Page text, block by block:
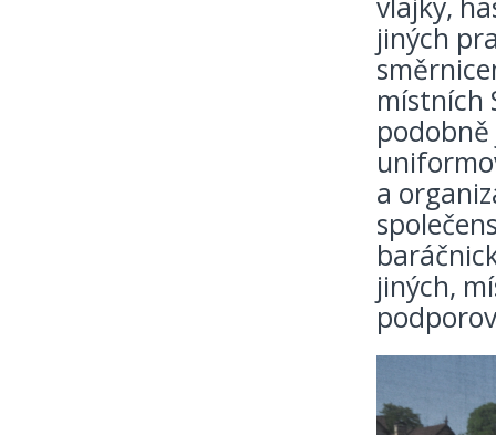
jiných
místních
podobně
a
jiných,